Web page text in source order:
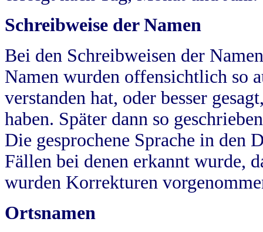
Schreibweise der Namen
Bei den Schreibweisen der
Namen wurden offensichtlich so
verstanden hat, oder besser
haben. Später dann so
Die gesprochene Sprache in
Fällen bei denen erkannt wurde,
wurden Korrekturen
Ortsnamen